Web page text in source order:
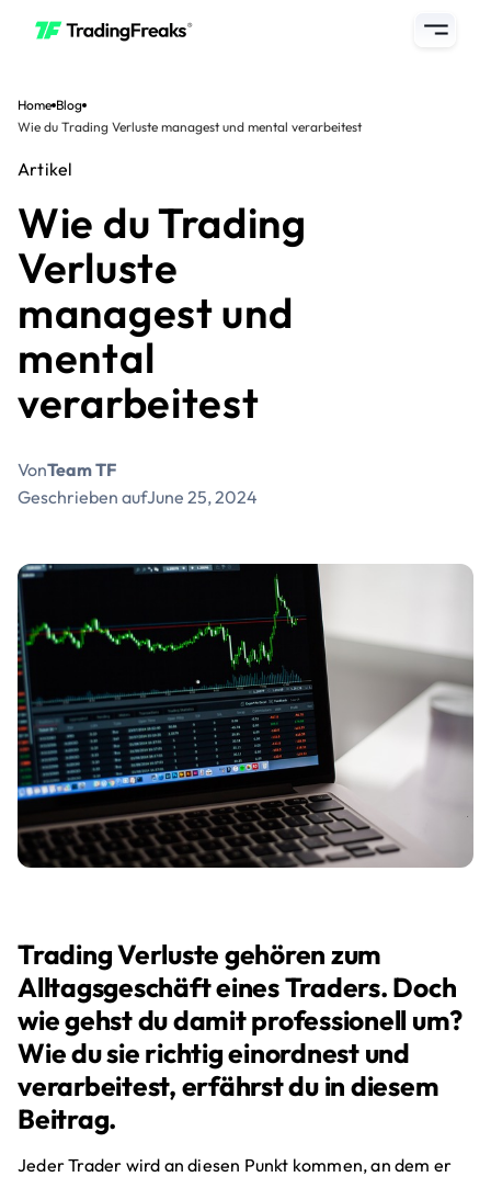
Home Blog
Wie du Trading Verluste managest und mental verarbeitest
Artikel
Wie du Trading
Verluste
managest und
mental
verarbeitest
VonTeam TF
Geschrieben aufJune 25, 2024
Trading Verluste gehören zum
Alltagsgeschäft eines Traders. Doch
wie gehst du damit professionell um?
Wie du sie richtig einordnest und
verarbeitest, erfährst du in diesem
Beitrag.
Jeder Trader wird an diesen Punkt kommen, an dem er